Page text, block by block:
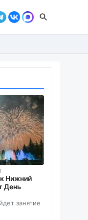
Нижний
День
занятие